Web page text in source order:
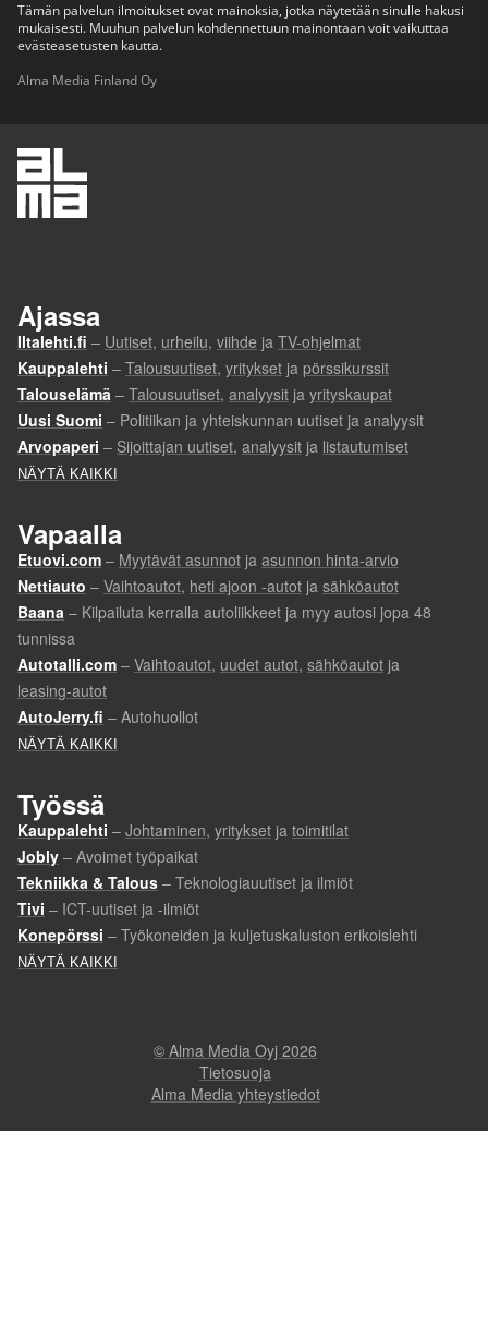
Tämän palvelun ilmoitukset ovat mainoksia, jotka näytetään sinulle hakusi
mukaisesti. Muuhun palvelun kohdennettuun mainontaan voit vaikuttaa
evästeasetusten kautta.
Alma Media Finland Oy